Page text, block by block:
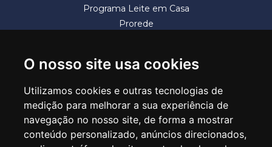
O nosso site usa cookies
Utilizamos cookies e outras tecnologias de
medição para melhorar a sua experiência de
navegação no nosso site, de forma a mostrar
conteúdo personalizado, anúncios direcionados,
Programa Leite em Casa
Prorede
SECRETARIA DE EDUCAÇÃO